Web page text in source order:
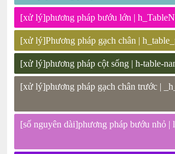
[xử lý]phương pháp bướu lớn |
[xử lý]Phương pháp gạch chân |
[xử lý]phương pháp cột sống | h-table-
[xử lý]phương pháp gạch chân trước |
[số nguyên dài]phương pháp bướu nhỏ |